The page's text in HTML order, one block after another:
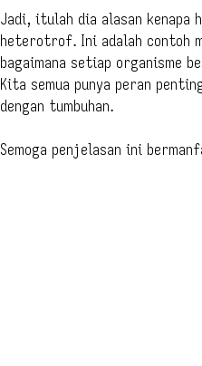
Jadi, itulah dia alasan kenapa
heterotrof. Ini adalah contoh
bagaimana setiap organisme
Kita semua punya peran
dengan tumbuhan.
Semoga penjelasan ini